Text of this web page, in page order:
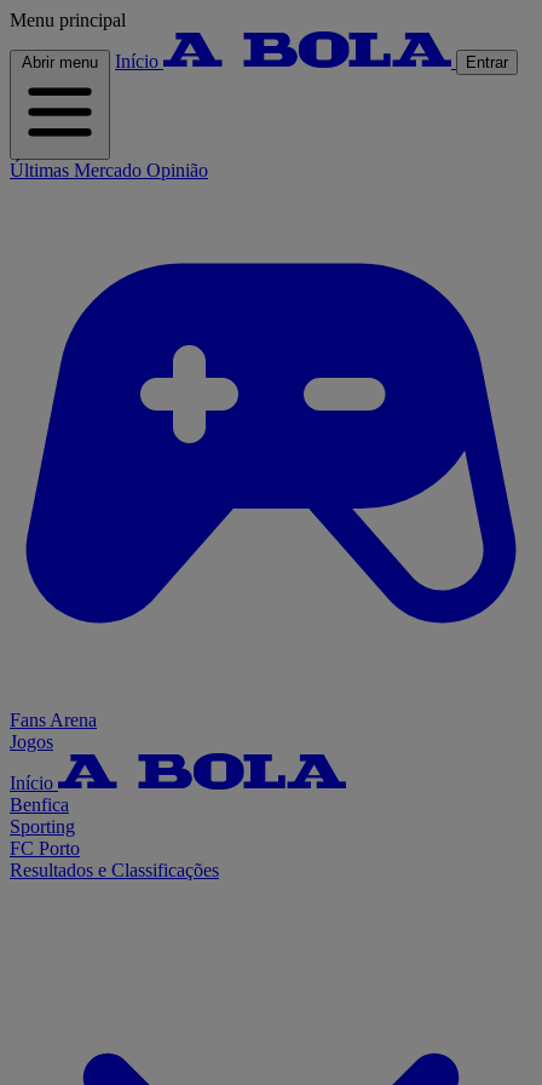
Menu principal
Abrir menu Início Entrar
Últimas Mercado Opinião
Fans Arena
Jogos
Início
Benfica
Sporting
FC Porto
Resultados e Classificações